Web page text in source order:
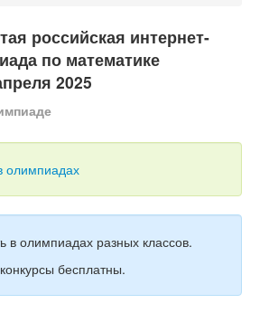
российская интернет-
по математике
2025
олимпиадах
в олимпиадах разных классов.
бесплатны.